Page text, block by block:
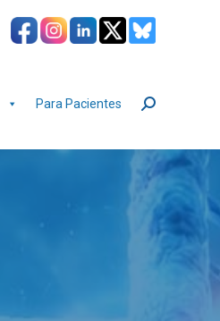
Para Pacientes Buscar: